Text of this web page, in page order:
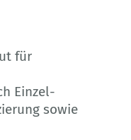
für
Einzel-
sowie